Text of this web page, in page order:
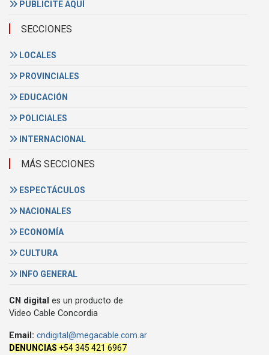
PUBLICITE AQUÍ
SECCIONES
LOCALES
PROVINCIALES
EDUCACIÓN
POLICIALES
INTERNACIONAL
MÁS SECCIONES
ESPECTÁCULOS
NACIONALES
ECONOMÍA
CULTURA
INFO GENERAL
CN digital es un producto de
Video Cable Concordia
Email: cndigital@megacable.com.ar
DENUNCIAS +54 345 421 6967